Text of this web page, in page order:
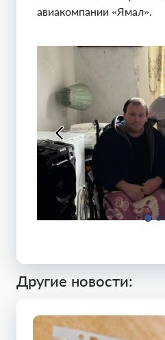
авиакомпании «Ямал».
Другие новости: